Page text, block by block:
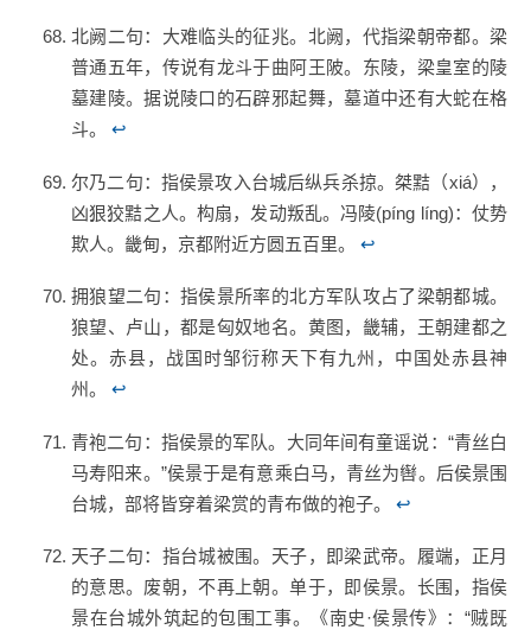
北阙二句：大难临头的征兆。北阙，代指梁朝帝都。梁
普通五年，传说有龙斗于曲阿王陂。东陵，梁皇室的陵
墓建陵。据说陵口的石辟邪起舞，墓道中还有大蛇在格
斗。 ↩
尔乃二句：指侯景攻入台城后纵兵杀掠。桀黠（xiá），
凶狠狡黠之人。构扇，发动叛乱。冯陵(píng líng)：仗势
欺人。畿甸，京都附近方圆五百里。 ↩
拥狼望二句：指侯景所率的北方军队攻占了梁朝都城。
狼望、卢山，都是匈奴地名。黄图，畿辅，王朝建都之
处。赤县，战国时邹衍称天下有九州，中国处赤县神
州。 ↩
青袍二句：指侯景的军队。大同年间有童谣说：“青丝白
马寿阳来。”侯景于是有意乘白马，青丝为辔。后侯景围
台城，部将皆穿着梁赏的青布做的袍子。 ↩
天子二句：指台城被围。天子，即梁武帝。履端，正月
的意思。废朝，不再上朝。单于，即侯景。长围，指侯
景在台城外筑起的包围工事。《南史·侯景传》：“贼既